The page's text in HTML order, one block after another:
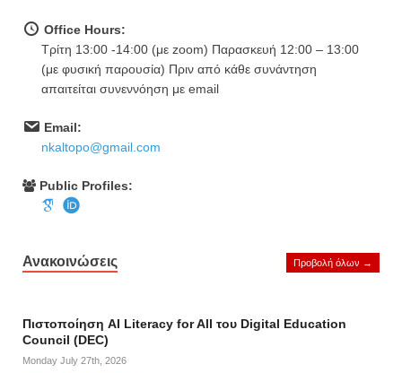
Office Hours:
Τρίτη 13:00 -14:00 (με zoom) Παρασκευή 12:00 – 13:00
(με φυσική παρουσία) Πριν από κάθε συνάντηση
απαιτείται συνεννόηση με email
Email:
nkaltopo@gmail.com
Public Profiles:
Ανακοινώσεις Προβολή όλων →
Πιστοποίηση AI Literacy for All του Digital Education
Council (DEC)
Monday July 27th, 2026